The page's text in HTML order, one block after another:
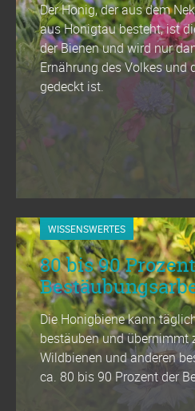
Der Honig, der aus dem
aus Honigtau besteht, ist
der Bienen und wird nur
Ernährung des Volkes und
gedeckt ist.
WISSENSWERTES
80 bis 90
Die Honigbiene kann
bestäuben und übernimmt
Wildbienen und anderen
ca. 80 bis 90 Prozent der